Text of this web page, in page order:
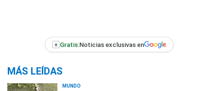
+ Gratis:Noticias exclusivas en
MÁS LEÍDAS
MUNDO